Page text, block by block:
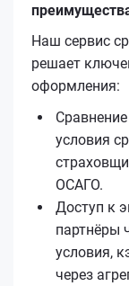
Наш сервис
решает
оформления:
условия
ОСАГО.
Доступ к
партнёры
условия,
через